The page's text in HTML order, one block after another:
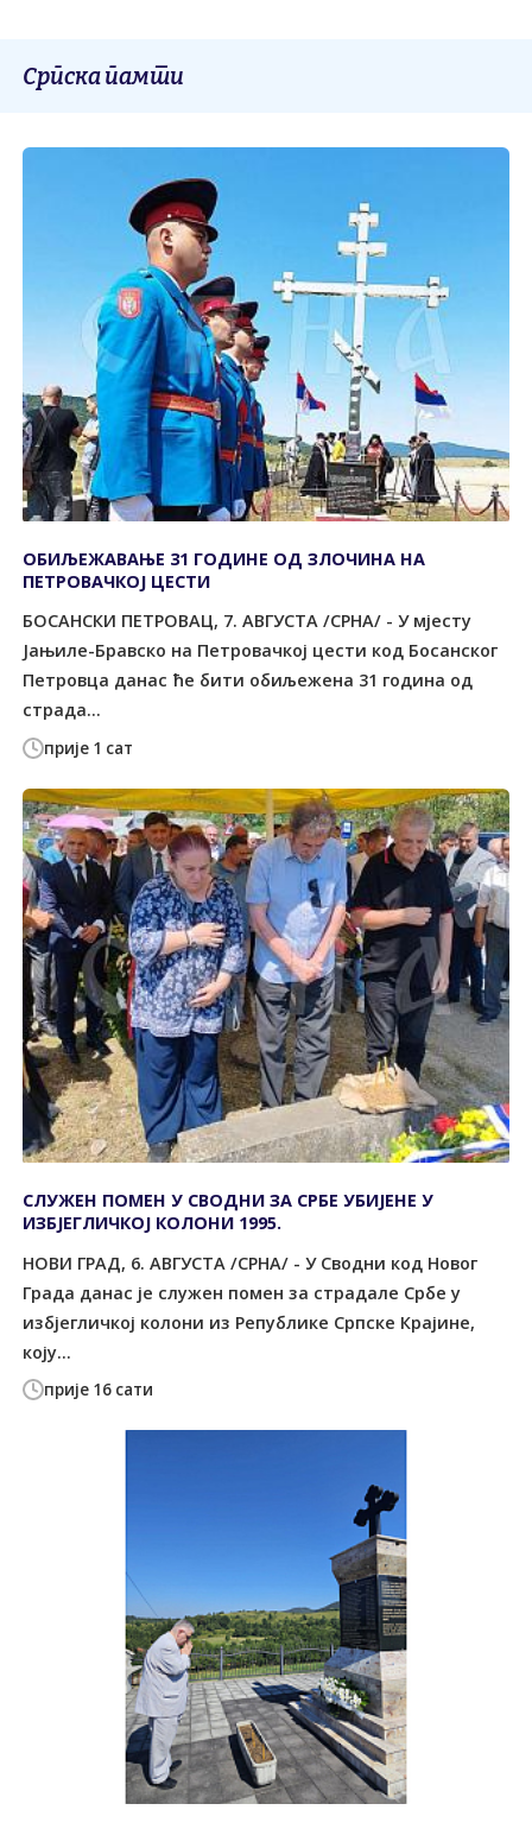
Српска памти
прије 1 сат
ОБИЉЕЖАВАЊЕ 31 ГОДИНЕ ОД ЗЛОЧИНА НА
ПЕТРОВАЧКОЈ ЦЕСТИ
БОСАНСКИ ПЕТРОВАЦ, 7. АВГУСТА /СРНА/ - У мјесту
Јањиле-Бравско на Петровачкој цести код Босанског
Петровца данас ће бити обиљежена 31 година од
страда...
прије 16 сати
СЛУЖЕН ПОМЕН У СВОДНИ ЗА СРБЕ УБИЈЕНЕ У
ИЗБЈЕГЛИЧКОЈ КОЛОНИ 1995.
НОВИ ГРАД, 6. АВГУСТА /СРНА/ - У Сводни код Новог
Града данас је служен помен за страдале Србе у
избјегличкој колони из Републике Српске Крајине,
коју...